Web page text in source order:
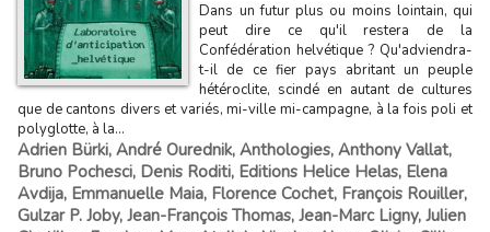
Dans un futur plus ou moins lointain, qui
peut dire ce qu'il restera de la
Confédération helvétique ? Qu'adviendra-
t-il de ce fier pays abritant un peuple
hétéroclite, scindé en autant de cultures
que de cantons divers et variés, mi-ville mi-campagne, à la fois poli et
polyglotte, à la...
Adrien Bürki, André Ourednik, Anthologies, Anthony Vallat,
Bruno Pochesci, Denis Roditi, Editions Helice Helas, Elena
Avdija, Emmanuelle Maia, Florence Cochet, François Rouiller,
Gulzar P. Joby, Jean-François Thomas, Jean-Marc Ligny, Julien